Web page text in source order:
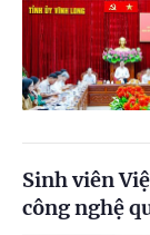
Sinh viên
công nghệ